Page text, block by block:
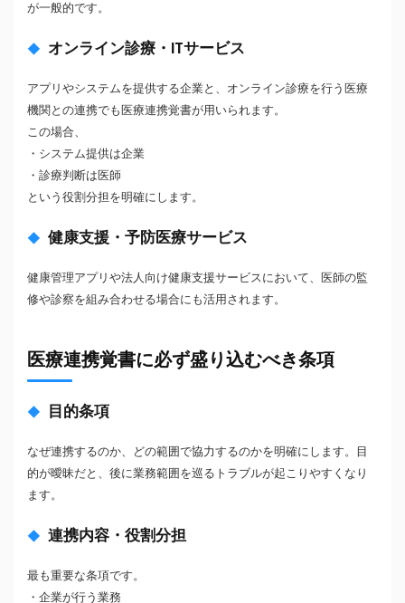
が一般的です。
オンライン診療・ITサービス
アプリやシステムを提供する企業と、オンライン診療を行う医療
機関との連携でも医療連携覚書が用いられます。
この場合、
・システム提供は企業
・診療判断は医師
という役割分担を明確にします。
健康支援・予防医療サービス
健康管理アプリや法人向け健康支援サービスにおいて、医師の監
修や診察を組み合わせる場合にも活用されます。
医療連携覚書に必ず盛り込むべき条項
目的条項
なぜ連携するのか、どの範囲で協力するのかを明確にします。目
的が曖昧だと、後に業務範囲を巡るトラブルが起こりやすくなり
ます。
連携内容・役割分担
最も重要な条項です。
・企業が行う業務